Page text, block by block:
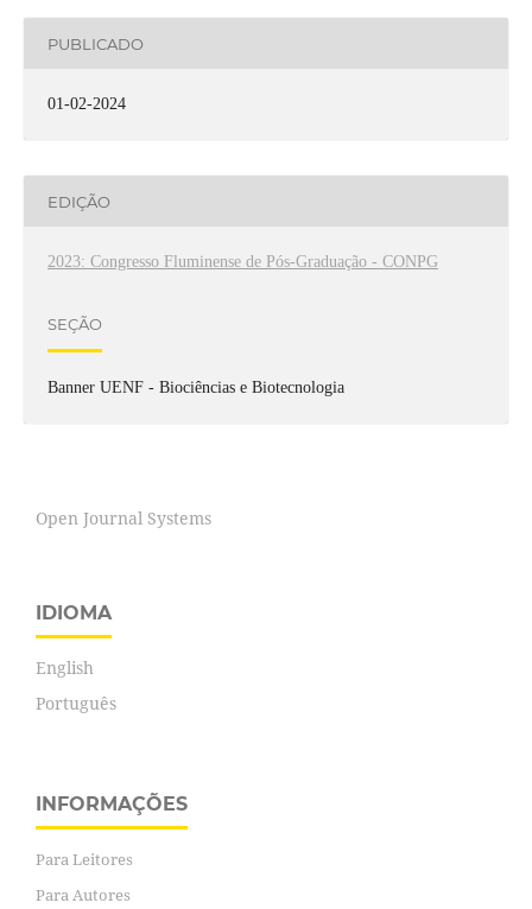
PUBLICADO
01-02-2024
EDIÇÃO
2023: Congresso Fluminense de Pós-Graduação - CONPG
SEÇÃO
Banner UENF - Biociências e Biotecnologia
Open Journal Systems
IDIOMA
English
Português
INFORMAÇÕES
Para Leitores
Para Autores